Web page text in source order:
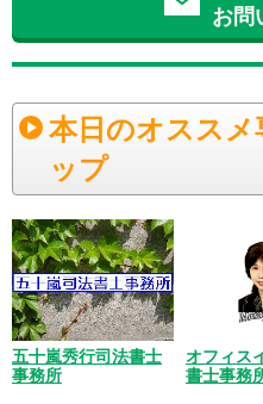
お問
本日のオスス
ップ
五十嵐秀行司法書士
事務所
オフィス
書士事務